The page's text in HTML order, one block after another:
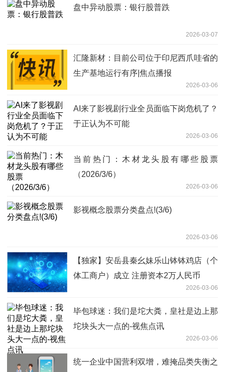
盘中异动股票：银行股普跌
2026-03-07
汇隆新材：目前公司位于印尼西爪哇省的
生产基地运行有序|焦点播报
2026-03-06
AI来了影视剧行业全员面临下岗危机了？
于正认为不可能
2026-03-06
当前热门：木材龙头股有哪些股票
（2026/3/6）
2026-03-06
影视概念股票分类盘点!(3/6)
2026-03-06
【独家】安岳县秦幺妹乐山钵钵鸡店（个
体工商户）成立 注册资本2万人民币
2026-03-06
毕包球迷：我们是坨大粪，皇社是边上那
坨块头大一点的-视焦点讯
2026-03-06
统一企业中国营利双增，难掩品类失衡之